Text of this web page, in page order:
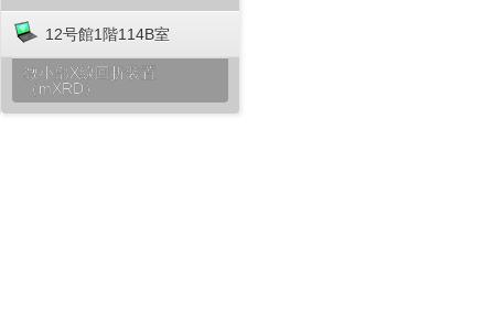
12号館1階114B室
微小部X線回折装置
（mXRD）